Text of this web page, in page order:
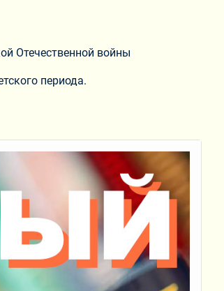
Отечественной войны
периода.